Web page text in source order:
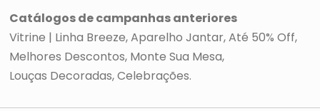
- Porto Brasil
- Porto Brasil
Catálogos de campanhas anteriores
Vitrine | Linha Breeze Aparelho Jantar Até 50% Off
Melhores Descontos Monte Sua Mesa
Louças Decoradas Celebrações